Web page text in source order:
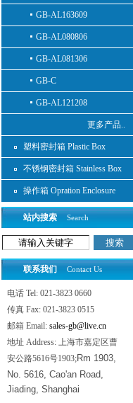
GB-AL163609
GB-AL080806
GB-AL081306
GB-C
GB-AL121208
更多产品..
塑料密封箱 Plastic Box
不锈钢密封箱 Stainless Box
操作箱 Opration Enclosure
站内搜索 Search
联系我们 Contact Us
电话 Tel: 021-3823 0660
传真 Fax: 021-3823 0515
邮箱 Email: sales-gb@live.cn
地址 Address: 上海市嘉定区曹
安公路5616号1903;Rm 1903,
No. 5616, Cao'an Road,
Jiading, Shanghai